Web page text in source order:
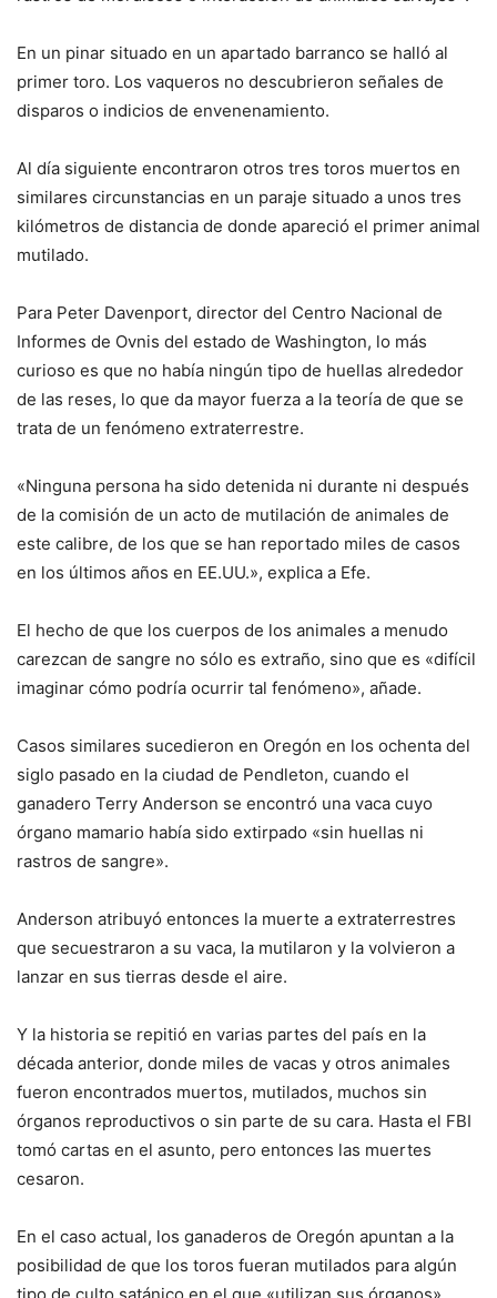
En un pinar situado en un apartado barranco se halló al
primer toro. Los vaqueros no descubrieron señales de
disparos o indicios de envenenamiento.
Al día siguiente encontraron otros tres toros muertos en
similares circunstancias en un paraje situado a unos tres
kilómetros de distancia de donde apareció el primer animal
mutilado.
Para Peter Davenport, director del Centro Nacional de
Informes de Ovnis del estado de Washington, lo más
curioso es que no había ningún tipo de huellas alrededor
de las reses, lo que da mayor fuerza a la teoría de que se
trata de un fenómeno extraterrestre.
«Ninguna persona ha sido detenida ni durante ni después
de la comisión de un acto de mutilación de animales de
este calibre, de los que se han reportado miles de casos
en los últimos años en EE.UU.», explica a Efe.
El hecho de que los cuerpos de los animales a menudo
carezcan de sangre no sólo es extraño, sino que es «difícil
imaginar cómo podría ocurrir tal fenómeno», añade.
Casos similares sucedieron en Oregón en los ochenta del
siglo pasado en la ciudad de Pendleton, cuando el
ganadero Terry Anderson se encontró una vaca cuyo
órgano mamario había sido extirpado «sin huellas ni
rastros de sangre».
Anderson atribuyó entonces la muerte a extraterrestres
que secuestraron a su vaca, la mutilaron y la volvieron a
lanzar en sus tierras desde el aire.
Y la historia se repitió en varias partes del país en la
década anterior, donde miles de vacas y otros animales
fueron encontrados muertos, mutilados, muchos sin
órganos reproductivos o sin parte de su cara. Hasta el FBI
tomó cartas en el asunto, pero entonces las muertes
cesaron.
En el caso actual, los ganaderos de Oregón apuntan a la
posibilidad de que los toros fueran mutilados para algún